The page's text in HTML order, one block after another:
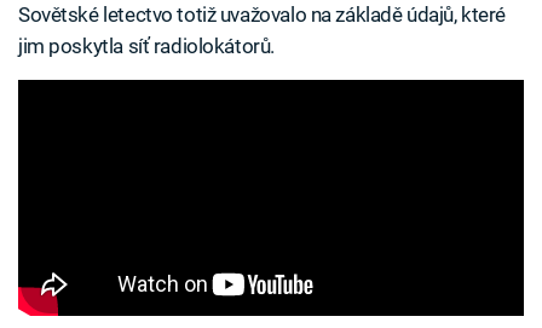
Sovětské letectvo totiž uvažovalo na základě údajů, které
jim poskytla síť radiolokátorů.